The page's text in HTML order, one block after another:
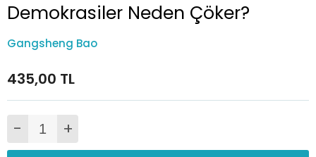
Demokrasiler Neden Çöker?
Gangsheng Bao
435,00 TL
- +